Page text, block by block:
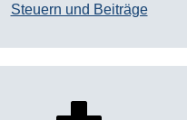
Steuern und Beiträge